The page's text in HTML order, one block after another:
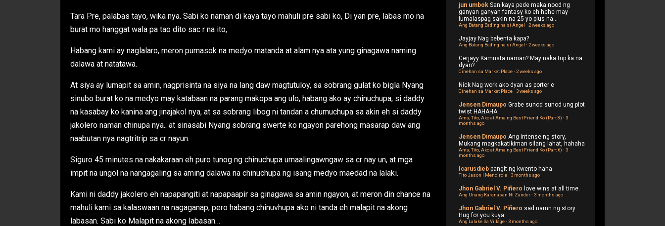
Tara Pre, palabas tayo, wika nya. Sabi ko naman di kaya tayo mahuli pre sabi ko, Di yan pre, labas mo na
burat mo hanggat wala pa tao dito sac r na ito,
Habang kami ay naglalaro, meron pumasok na medyo matanda at alam nya ata yung ginagawa naming
dalawa at natatawa.
At siya ay lumapit sa amin, nagprisinta na siya na lang daw magtutuloy, sa sobrang gulat ko bigla Nyang
sinubo burat ko na medyo may katabaan na parang makopa ang ulo, habang ako ay chinuchupa, si daddy
na kasabay ko kanina ang jinajakol nya, at sa sobrang libog ni tandan a chumuchupa sa akin eh si daddy
jakolero naman chinupa nya.. at sinasabi Nyang sobrang swerte ko ngayon parehong masarap daw ang
naabutan nya nagtritrip sa cr nayun.
Siguro 45 minutes na nakakaraan eh puro tunog ng chinuchupa umaalingawngaw sa cr nay un, at mga
impit na ungol na nangagaling sa aming dalawa na chinuchupa ng isang medyo maedad na lalaki.
Kami ni daddy jakolero eh napapangiti at napapaapir sa ginagawa sa amin ngayon, at meron din chance na
mahuli kami sa kalaswaan na nagaganap, pero habang chinuvhupa ako ni tanda eh malapit na akong
labasan. Sabi ko Malapit na akong labasan…
jun umbok San kaya pede maka nood ng
ganyan ganyan fantasy ko eh hehe may
lumalaspag sakin na 25 yo plus na...
Ang Batang Bading na si Angel · 2 weeks ago
Jayjay Nag bebenta kapa?
Ang Batang Bading na si Angel · 2 weeks ago
Cerjayy Kamusta naman? May naka trip ka na
dyan?
Cinehan sa Market Place· 2 weeks ago
Nick Nag work ako dyan as porter e
Cinehan sa Market Place· 3 weeks ago
Jensen Dimaupo Grabe sunod sunod ung plot
twist HAHAHA
Ama, Tito, Ako at Ama ng Best Friend Ko (Part 8) · 3
months ago
Jensen Dimaupo Ang intense ng story,
Mukang magkakatikiman silang lahat, hahaha
Ama, Tito, Ako at Ama ng Best Friend Ko (Part 6) · 3
months ago
Icarusdieb pangit ng kwento haha
Tito Jason | Mencircle· 3 months ago
Jhon Gabriel V. Piñero love wins at all time.
Ang Unang Karanasan Ni Zander· 3 months ago
Jhon Gabriel V. Piñero sad namn ng story.
Hug for you kuya.
Ang Lalake Sa Village· 3 months ago